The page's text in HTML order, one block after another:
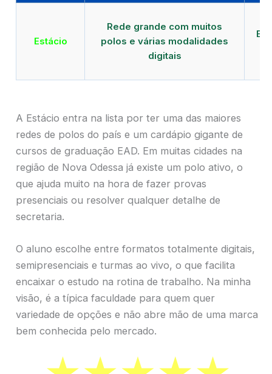
Estácio
Rede grande com muitos
polos e várias modalidades
digitais
A Estácio entra na lista por ter uma das maiores
redes de polos do país e um cardápio gigante de
cursos de graduação EAD. Em muitas cidades na
região de Nova Odessa já existe um polo ativo, o
que ajuda muito na hora de fazer provas
presenciais ou resolver qualquer detalhe de
secretaria.
O aluno escolhe entre formatos totalmente digitais,
semipresenciais e turmas ao vivo, o que facilita
encaixar o estudo na rotina de trabalho. Na minha
visão, é a típica faculdade para quem quer
variedade de opções e não abre mão de uma marca
bem conhecida pelo mercado.